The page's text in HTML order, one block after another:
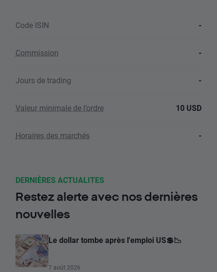
Code ISIN -
Commission -
Jours de trading -
Valeur minimale de l’ordre 10 USD
Horaires des marchés -
DERNIÈRES ACTUALITES
Restez alerte avec nos dernières
nouvelles
Le dollar tombe après l'emploi US💲📉
7 août 2026